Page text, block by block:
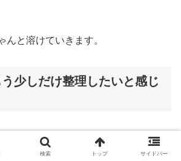
んと溶けていきます。
少しだけ整理したいと感じ
「なんとなく分かった気はするけ
る」 そんな感覚が残ることもありま
検索 トップ サイドバー